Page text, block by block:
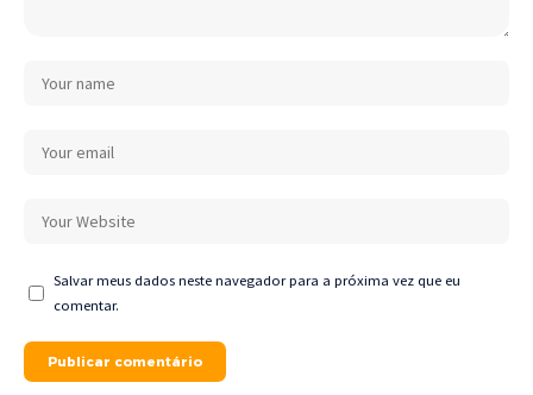
Salvar meus dados neste navegador para a próxima vez que eu
comentar.